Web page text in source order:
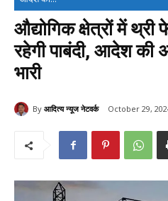
औद्योगिक क्षेत्रों में
रहेगी पाबंदी, आदेश
भारी
By आदित्य न्यूज नेटवर्क October 29,